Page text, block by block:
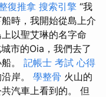
復推拿 搜索引擎 “我
時，我開始從島上介
以聖艾琳的名字命
市的Oia，我們去了
。 記帳士 考試 心得
岸。 學整骨 火山的
汽車上看到的。 但